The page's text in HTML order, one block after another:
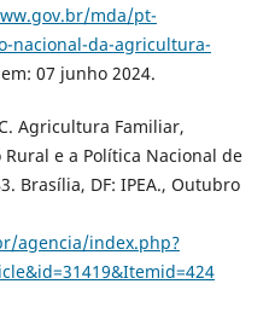
mda/pt-
nacional-da-agricultura-
07 junho 2024.
C. Agricultura Familiar,
e a Política Nacional de
Brasília, DF: IPEA., Outubro
agencia/index.php?